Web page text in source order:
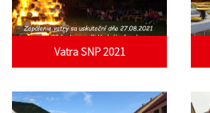
Vatra SNP 2021